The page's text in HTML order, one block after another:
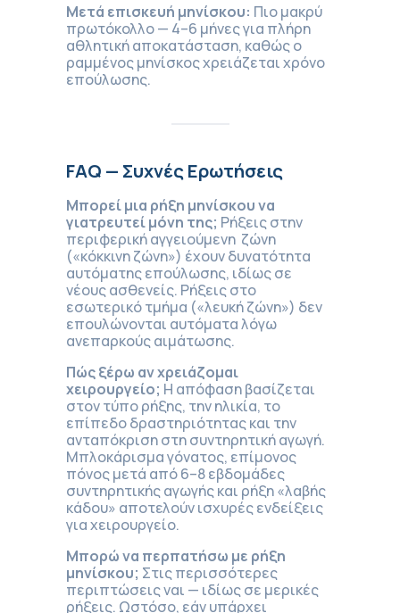
Μετά επισκευή μηνίσκου: Πιο μακρύ
πρωτόκολλο — 4–6 μήνες για πλήρη
αθλητική αποκατάσταση, καθώς ο
ραμμένος μηνίσκος χρειάζεται χρόνο
επούλωσης.
FAQ — Συχνές Ερωτήσεις
Μπορεί μια ρήξη μηνίσκου να
γιατρευτεί μόνη της; Ρήξεις στην
περιφερική αγγειούμενη ζώνη
(«κόκκινη ζώνη») έχουν δυνατότητα
αυτόματης επούλωσης, ιδίως σε
νέους ασθενείς. Ρήξεις στο
εσωτερικό τμήμα («λευκή ζώνη») δεν
επουλώνονται αυτόματα λόγω
ανεπαρκούς αιμάτωσης.
Πώς ξέρω αν χρειάζομαι
χειρουργείο; Η απόφαση βασίζεται
στον τύπο ρήξης, την ηλικία, το
επίπεδο δραστηριότητας και την
ανταπόκριση στη συντηρητική αγωγή.
Μπλοκάρισμα γόνατος, επίμονος
πόνος μετά από 6–8 εβδομάδες
συντηρητικής αγωγής και ρήξη «λαβής
κάδου» αποτελούν ισχυρές ενδείξεις
για χειρουργείο.
Μπορώ να περπατήσω με ρήξη
μηνίσκου; Στις περισσότερες
περιπτώσεις ναι — ιδίως σε μερικές
ρήξεις. Ωστόσο, εάν υπάρχει